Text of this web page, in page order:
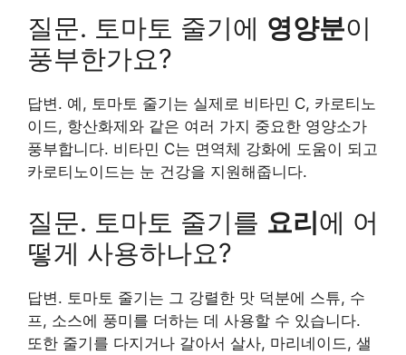
질문. 토마토 줄기에 영양분이
풍부한가요?
답변. 예, 토마토 줄기는 실제로 비타민 C, 카로티노
이드, 항산화제와 같은 여러 가지 중요한 영양소가
풍부합니다. 비타민 C는 면역체 강화에 도움이 되고
카로티노이드는 눈 건강을 지원해줍니다.
질문. 토마토 줄기를 요리에 어
떻게 사용하나요?
답변. 토마토 줄기는 그 강렬한 맛 덕분에 스튜, 수
프, 소스에 풍미를 더하는 데 사용할 수 있습니다.
또한 줄기를 다지거나 갈아서 살사, 마리네이드, 샐